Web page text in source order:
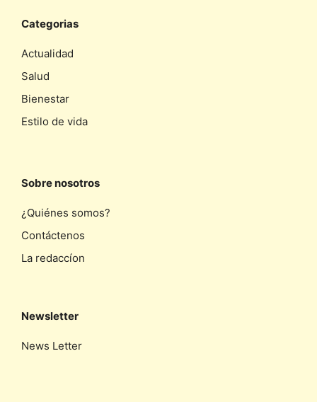
Categorias
Actualidad
Salud
Bienestar
Estilo de vida
Sobre nosotros
¿Quiénes somos?
Contáctenos
La redaccíon
Newsletter
News Letter